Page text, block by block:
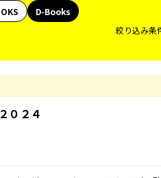
D-Books
絞り込み条
０２４